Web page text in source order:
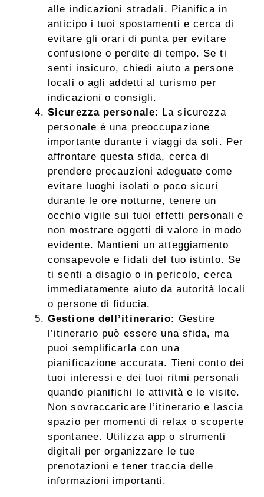
alle indicazioni stradali. Pianifica in
anticipo i tuoi spostamenti e cerca di
evitare gli orari di punta per evitare
confusione o perdite di tempo. Se ti
senti insicuro, chiedi aiuto a persone
locali o agli addetti al turismo per
indicazioni o consigli.
Sicurezza personale: La sicurezza
personale è una preoccupazione
importante durante i viaggi da soli. Per
affrontare questa sfida, cerca di
prendere precauzioni adeguate come
evitare luoghi isolati o poco sicuri
durante le ore notturne, tenere un
occhio vigile sui tuoi effetti personali e
non mostrare oggetti di valore in modo
evidente. Mantieni un atteggiamento
consapevole e fidati del tuo istinto. Se
ti senti a disagio o in pericolo, cerca
immediatamente aiuto da autorità locali
o persone di fiducia.
Gestione dell’itinerario: Gestire
l’itinerario può essere una sfida, ma
puoi semplificarla con una
pianificazione accurata. Tieni conto dei
tuoi interessi e dei tuoi ritmi personali
quando pianifichi le attività e le visite.
Non sovraccaricare l’itinerario e lascia
spazio per momenti di relax o scoperte
spontanee. Utilizza app o strumenti
digitali per organizzare le tue
prenotazioni e tener traccia delle
informazioni importanti.